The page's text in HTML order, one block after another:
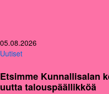
05.08.2026
Uutiset
Etsimme Kunnallisalan
uutta talouspäällikköä